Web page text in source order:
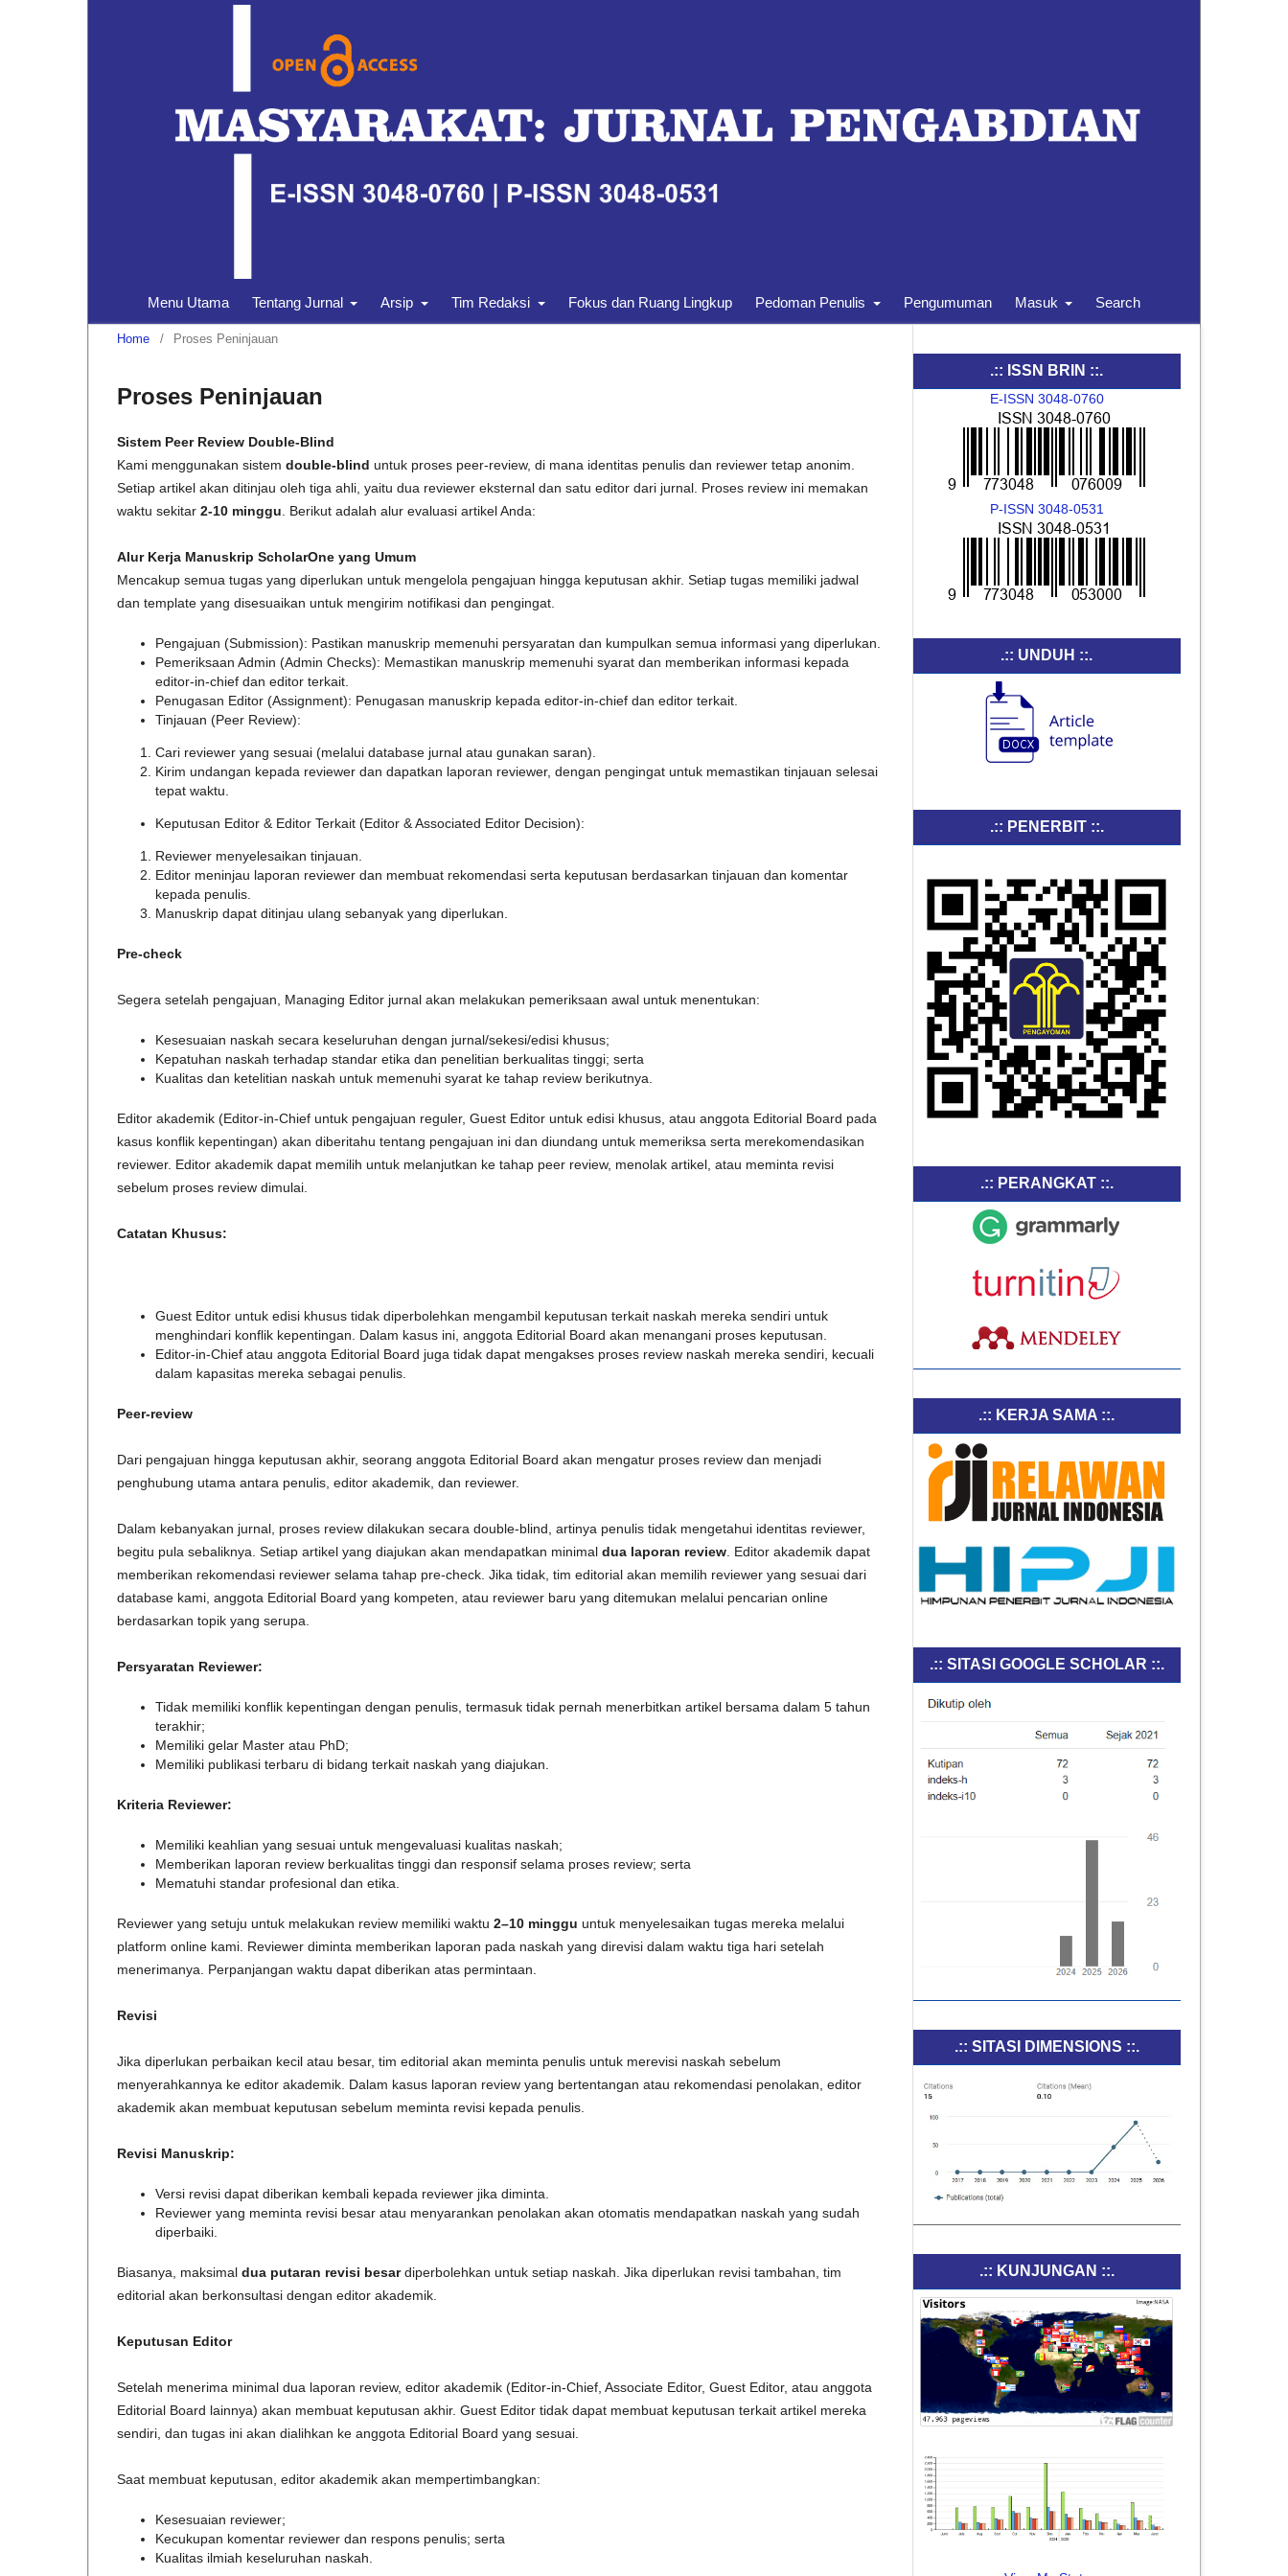
Menu Utama Tentang Jurnal Arsip Tim Redaksi Fokus dan Ruang Lingkup Pedoman Penulis Pengumuman Masuk Search
Home / Proses Peninjauan
Proses Peninjauan
Sistem Peer Review Double-Blind
Kami menggunakan sistem double-blind untuk proses peer-review, di mana identitas penulis dan reviewer tetap anonim.
Setiap artikel akan ditinjau oleh tiga ahli, yaitu dua reviewer eksternal dan satu editor dari jurnal. Proses review ini memakan
waktu sekitar 2-10 minggu . Berikut adalah alur evaluasi artikel Anda:
Alur Kerja Manuskrip ScholarOne yang Umum
Mencakup semua tugas yang diperlukan untuk mengelola pengajuan hingga keputusan akhir. Setiap tugas memiliki jadwal
dan template yang disesuaikan untuk mengirim notifikasi dan pengingat.
Pengajuan (Submission): Pastikan manuskrip memenuhi persyaratan dan kumpulkan semua informasi yang diperlukan.
Pemeriksaan Admin (Admin Checks): Memastikan manuskrip memenuhi syarat dan memberikan informasi kepada
editor-in-chief dan editor terkait.
Penugasan Editor (Assignment): Penugasan manuskrip kepada editor-in-chief dan editor terkait.
Tinjauan (Peer Review):
Cari reviewer yang sesuai (melalui database jurnal atau gunakan saran).
Kirim undangan kepada reviewer dan dapatkan laporan reviewer, dengan pengingat untuk memastikan tinjauan selesai
tepat waktu.
Keputusan Editor & Editor Terkait (Editor & Associated Editor Decision):
Reviewer menyelesaikan tinjauan.
Editor meninjau laporan reviewer dan membuat rekomendasi serta keputusan berdasarkan tinjauan dan komentar
kepada penulis.
Manuskrip dapat ditinjau ulang sebanyak yang diperlukan.
Pre-check
Segera setelah pengajuan, Managing Editor jurnal akan melakukan pemeriksaan awal untuk menentukan:
Kesesuaian naskah secara keseluruhan dengan jurnal/sekesi/edisi khusus;
Kepatuhan naskah terhadap standar etika dan penelitian berkualitas tinggi; serta
Kualitas dan ketelitian naskah untuk memenuhi syarat ke tahap review berikutnya.
Editor akademik (Editor-in-Chief untuk pengajuan reguler, Guest Editor untuk edisi khusus, atau anggota Editorial Board pada
kasus konflik kepentingan) akan diberitahu tentang pengajuan ini dan diundang untuk memeriksa serta merekomendasikan
reviewer. Editor akademik dapat memilih untuk melanjutkan ke tahap peer review, menolak artikel, atau meminta revisi
sebelum proses review dimulai.
Catatan Khusus:
Guest Editor untuk edisi khusus tidak diperbolehkan mengambil keputusan terkait naskah mereka sendiri untuk
menghindari konflik kepentingan. Dalam kasus ini, anggota Editorial Board akan menangani proses keputusan.
Editor-in-Chief atau anggota Editorial Board juga tidak dapat mengakses proses review naskah mereka sendiri, kecuali
dalam kapasitas mereka sebagai penulis.
Peer-review
Dari pengajuan hingga keputusan akhir, seorang anggota Editorial Board akan mengatur proses review dan menjadi
penghubung utama antara penulis, editor akademik, dan reviewer.
Dalam kebanyakan jurnal, proses review dilakukan secara double-blind, artinya penulis tidak mengetahui identitas reviewer,
begitu pula sebaliknya. Setiap artikel yang diajukan akan mendapatkan minimal dua laporan review . Editor akademik dapat
memberikan rekomendasi reviewer selama tahap pre-check. Jika tidak, tim editorial akan memilih reviewer yang sesuai dari
database kami, anggota Editorial Board yang kompeten, atau reviewer baru yang ditemukan melalui pencarian online
berdasarkan topik yang serupa.
Persyaratan Reviewer:
Tidak memiliki konflik kepentingan dengan penulis, termasuk tidak pernah menerbitkan artikel bersama dalam 5 tahun
terakhir;
Memiliki gelar Master atau PhD;
Memiliki publikasi terbaru di bidang terkait naskah yang diajukan.
Kriteria Reviewer:
Memiliki keahlian yang sesuai untuk mengevaluasi kualitas naskah;
Memberikan laporan review berkualitas tinggi dan responsif selama proses review; serta
Mematuhi standar profesional dan etika.
Reviewer yang setuju untuk melakukan review memiliki waktu 2–10 minggu untuk menyelesaikan tugas mereka melalui
platform online kami. Reviewer diminta memberikan laporan pada naskah yang direvisi dalam waktu tiga hari setelah
menerimanya. Perpanjangan waktu dapat diberikan atas permintaan.
Revisi
Jika diperlukan perbaikan kecil atau besar, tim editorial akan meminta penulis untuk merevisi naskah sebelum
menyerahkannya ke editor akademik. Dalam kasus laporan review yang bertentangan atau rekomendasi penolakan, editor
akademik akan membuat keputusan sebelum meminta revisi kepada penulis.
Revisi Manuskrip:
Versi revisi dapat diberikan kembali kepada reviewer jika diminta.
Reviewer yang meminta revisi besar atau menyarankan penolakan akan otomatis mendapatkan naskah yang sudah
diperbaiki.
Biasanya, maksimal dua putaran revisi besardiperbolehkan untuk setiap naskah. Jika diperlukan revisi tambahan, tim
editorial akan berkonsultasi dengan editor akademik.
Keputusan Editor
Setelah menerima minimal dua laporan review, editor akademik (Editor-in-Chief, Associate Editor, Guest Editor, atau anggota
Editorial Board lainnya) akan membuat keputusan akhir. Guest Editor tidak dapat membuat keputusan terkait artikel mereka
sendiri, dan tugas ini akan dialihkan ke anggota Editorial Board yang sesuai.
Saat membuat keputusan, editor akademik akan mempertimbangkan:
Kesesuaian reviewer;
Kecukupan komentar reviewer dan respons penulis; serta
Kualitas ilmiah keseluruhan naskah.
.:: ISSN BRIN ::.
E-ISSN 3048-0760
P-ISSN 3048-0531
.:: UNDUH ::.
.:: PENERBIT ::.
.:: PERANGKAT ::.
.:: KERJA SAMA ::.
.:: SITASI GOOGLE SCHOLAR ::.
.:: SITASI DIMENSIONS ::.
.:: KUNJUNGAN ::.